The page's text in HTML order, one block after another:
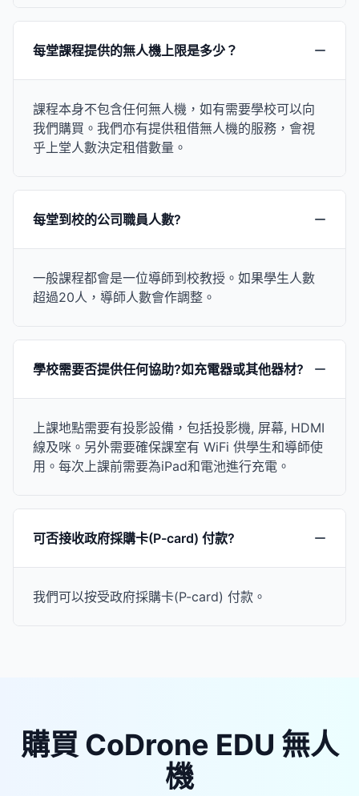
每堂課程提供的無人機上限是多少？
課程本身不包含任何無人機，如有需要學校可以向
我們購買。我們亦有提供租借無人機的服務，會視
乎上堂人數決定租借數量。
每堂到校的公司職員人數?
一般課程都會是一位導師到校教授。如果學生人數
超過20人，導師人數會作調整。
學校需要否提供任何協助?如充電器或其他器材?
上課地點需要有投影設備，包括投影機, 屏幕, HDMI
線及咪。另外需要確保課室有 WiFi 供學生和導師使
用。每次上課前需要為iPad和電池進行充電。
可否接收政府採購卡(P-card) 付款?
我們可以按受政府採購卡(P-card) 付款。
購買 CoDrone EDU 無人
機